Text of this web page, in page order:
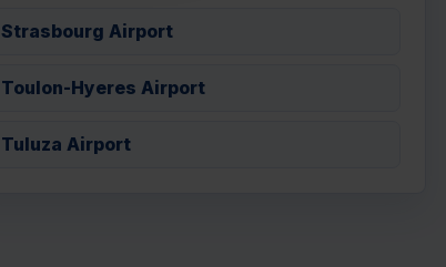
Strasbourg Airport
Toulon-Hyeres Airport
Tuluza Airport